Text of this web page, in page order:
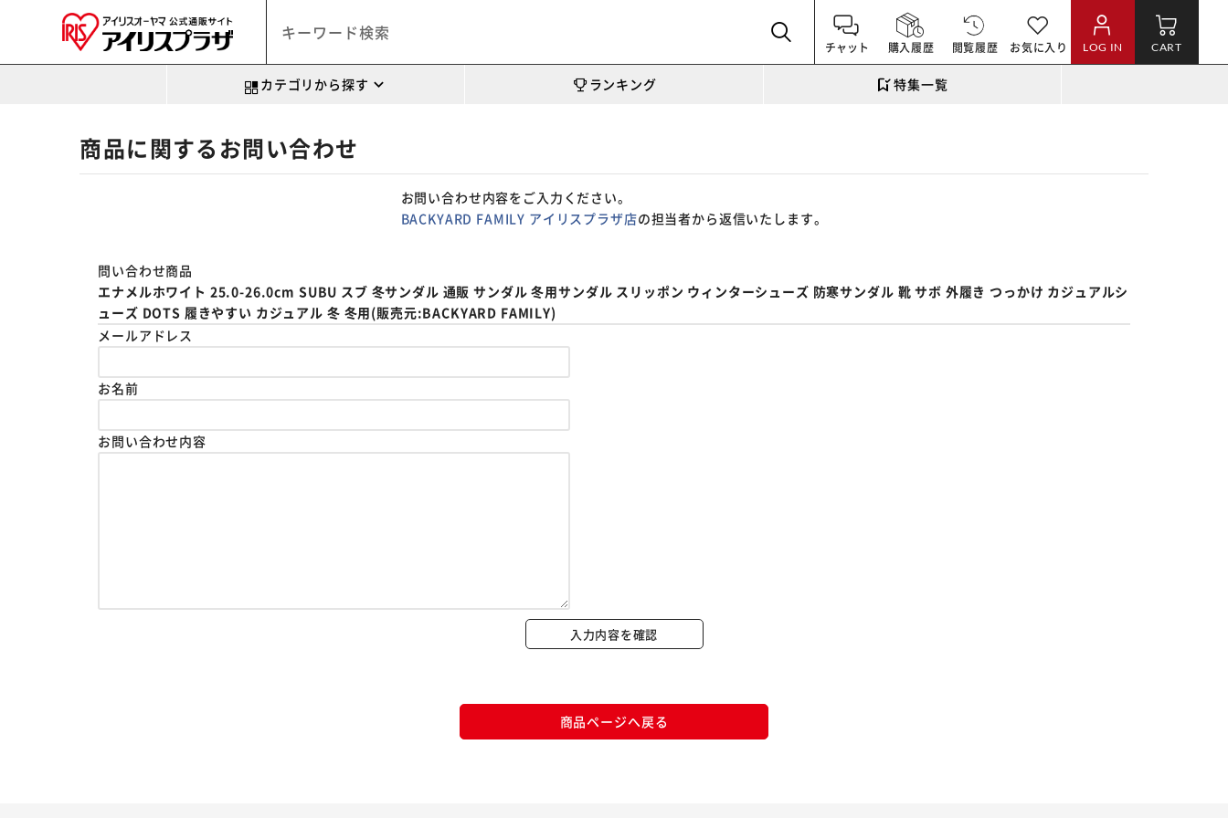
チャット 購入履歴 閲覧履歴 お気に入り LOG IN CART
カテゴリから探す ランキング 特集一覧
商品に関するお問い合わせ
お問い合わせ内容をご入力ください。
BACKYARD FAMILY アイリスプラザ店の担当者から返信いたします。
問い合わせ商品
エナメルホワイト 25.0-26.0cm SUBU スブ 冬サンダル 通販 サンダル 冬用サンダル スリッポン ウィンターシューズ 防寒サンダル 靴 サボ 外履き つっかけ カジュアルシ
ューズ DOTS 履きやすい カジュアル 冬 冬用(販売元:BACKYARD FAMILY)
メールアドレス
お名前
お問い合わせ内容
入力内容を確認
商品ページへ戻る
カートに入れる